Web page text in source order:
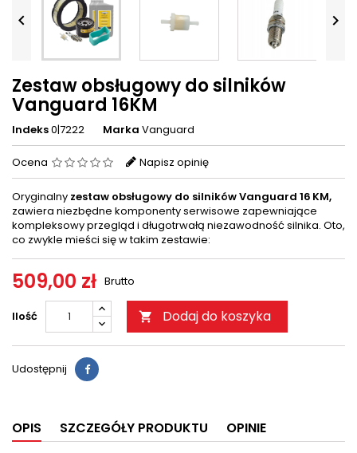
 
Zestaw obsługowy do silników
Vanguard 16KM
Indeks0|7222 Marka Vanguard
Ocena Napisz opinię
Oryginalny zestaw obsługowy do silników Vanguard 16 KM,
zawiera niezbędne komponenty serwisowe zapewniające
kompleksowy przegląd i długotrwałą niezawodność silnika. Oto,
co zwykle mieści się w takim zestawie:
509,00 zł Brutto
Ilość  Dodaj do koszyka
Udostępnij
OPIS SZCZEGÓŁY PRODUKTU OPINIE